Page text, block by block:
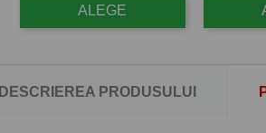
ALEGE
DESCRIEREA PRODUSULUI